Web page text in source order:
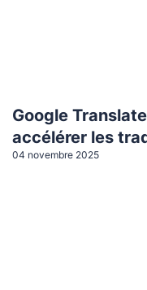
Google
accélérer les
04 novembre 2025